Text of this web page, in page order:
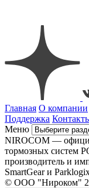
Главная О компании
Поддержка
Меню
NIROCOM —
тормозных систем
производитель и
SmartGear и
© ООО "Нироком"